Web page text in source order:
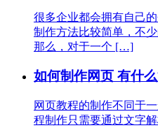
很多企业都会拥有自己
制作方法比较简单，不
那么，对于一个 […]
如何制作网页 有什
网页教程的制作不同于
程制作只需要通过文字